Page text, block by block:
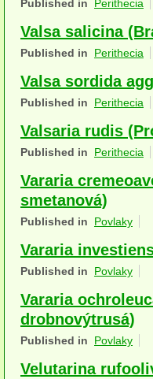
podle typu plodnic
Apothecia
terestrické saprotrofní
fungikolní
šišky, plody, květy
koprofilní
lichenizované
muscikolni
herbikolní-dvouděložné
Published in Perithecia
Valsa salicina
Published in Perithecia
Valsa sordida
Published in Perithecia
Valsaria rudis
Published in Perithecia
Vararia
smetanová)
Published in Povlaky
Vararia
Published in Povlaky
Vararia
drobnovýtrusá)
Published in Povlaky
Velutarina